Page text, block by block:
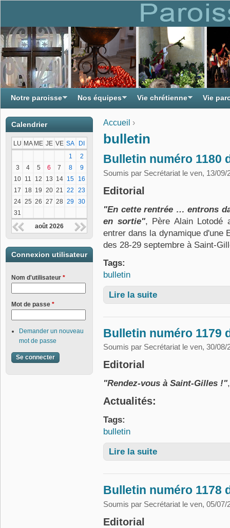
Vous êtes ici
Accueil ›
bulletin
Bulletin numéro 1180
Soumis par Secrétariat le ven, 13/09/
Editorial
"En cette rentrée … entrons
en sortie", Père Alain Lotodé
entrer dans la dynamique d'une
des 28-29 septembre à Saint-
Tags:
bulletin
Lire la suite
Bulletin numéro 1179
Soumis par Secrétariat le ven, 30/08/
Editorial
"Rendez-vous à Saint-Gilles !"
Actualités:
Tags:
bulletin
Lire la suite
Bulletin numéro 1178
Soumis par Secrétariat le ven, 05/07/
Editorial
Notre paroisse Nos équipes Vie chrétienne Vie
Calendrier
LU MA ME JE VE SA
DI
1
2
3
4 5 6 7 8
9
10 11 12 13 14 15
16
17
18 19 20 21 22
23
24 25 26 27 28 29 30
31
août 2026
Connexion utilisateur
Nom d'utilisateur *
Mot de passe *
Demander un nouveau
mot de passe